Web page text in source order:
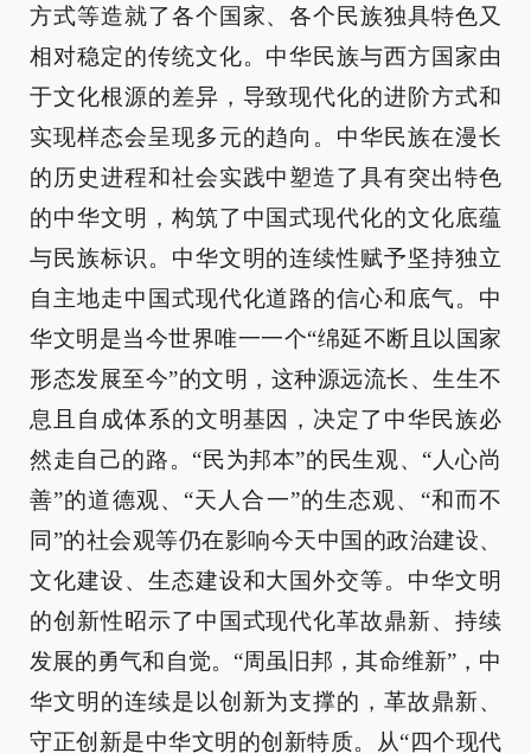
方式等造就了各个国家、各个民族独具特色又
相对稳定的传统文化。中华民族与西方国家由
于文化根源的差异，导致现代化的进阶方式和
实现样态会呈现多元的趋向。中华民族在漫长
的历史进程和社会实践中塑造了具有突出特色
的中华文明，构筑了中国式现代化的文化底蕴
与民族标识。中华文明的连续性赋予坚持独立
自主地走中国式现代化道路的信心和底气。中
华文明是当今世界唯一一个“绵延不断且以国家
形态发展至今”的文明，这种源远流长、生生不
息且自成体系的文明基因，决定了中华民族必
然走自己的路。“民为邦本”的民生观、“人心尚
善”的道德观、“天人合一”的生态观、“和而不
同”的社会观等仍在影响今天中国的政治建设、
文化建设、生态建设和大国外交等。中华文明
的创新性昭示了中国式现代化革故鼎新、持续
发展的勇气和自觉。“周虽旧邦，其命维新”，中
华文明的连续是以创新为支撑的，革故鼎新、
守正创新是中华文明的创新特质。从“四个现代